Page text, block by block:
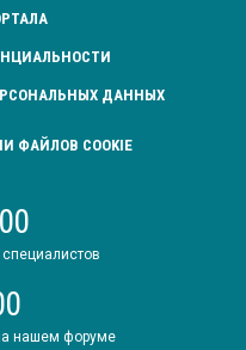
ДАННЫХ
ФАЙЛОВ COOKIE
нашем форуме